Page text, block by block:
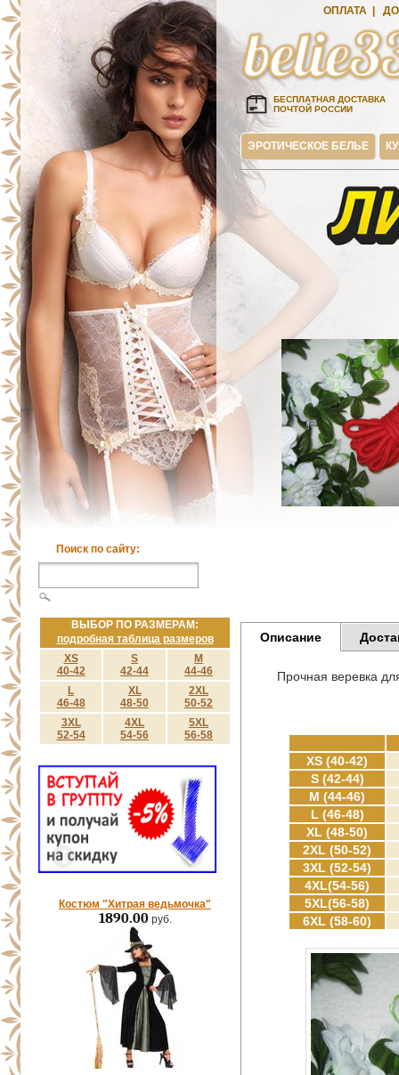
Поиск по сайту:
ВЫБОР ПО РАЗМЕРАМ:
подробная таблица размеров
XS
40-42
S
42-44
M
44-46
L
46-48
XL
48-50
2XL
50-52
3XL
52-54
4XL
54-56
5XL
56-58
Костюм "Хитрая ведьмочка"
1890.00руб.
ОПЛАТА
БЕСПЛАТНАЯ ДОСТАВКА
ПОЧТОЙ РОССИИ
ЭРОТИЧЕСКОЕ БЕЛЬЕ
Описание
Прочная веревка
XS (40-42)
S (42-44)
M (44-46)
L (46-48)
XL (48-50)
2XL (50-52)
3XL (52-54)
4XL(54-56)
5XL(56-58)
6XL (58-60)